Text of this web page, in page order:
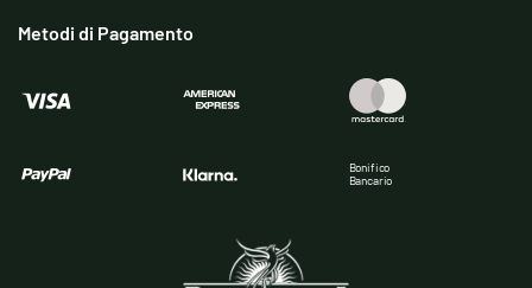
Metodi di Pagamento
Bonifico
Bancario